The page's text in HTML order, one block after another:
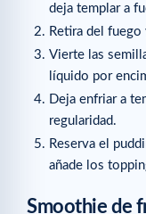
deja templar a
Retira del fuego
Vierte las
líquido por
Deja enfriar a
regularidad.
Reserva el
añade los
Smoothie de